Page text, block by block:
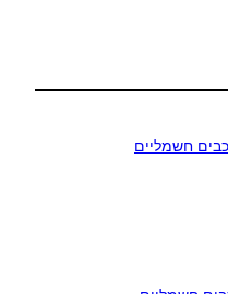
חשמליים